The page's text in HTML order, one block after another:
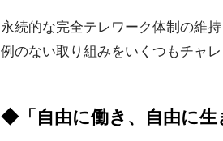
永続的な完全テレワーク体制の維
例のない取り組みをいくつもチャレ
◆「自由に働き、自由に